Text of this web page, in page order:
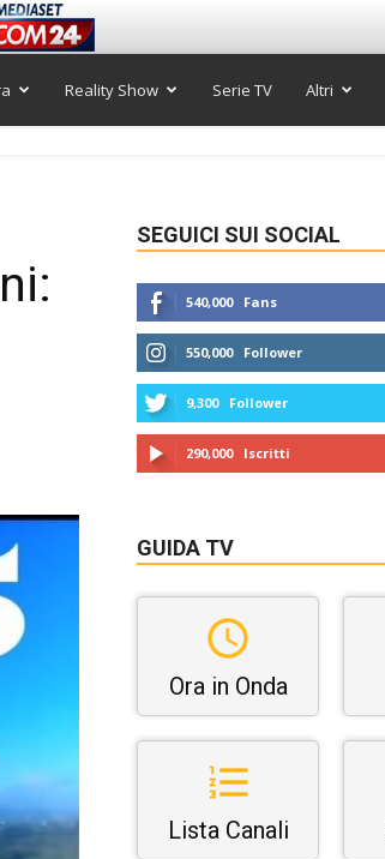
Reality Show Serie TV Altri
SEGUICI SUI SOCIAL
540,000 Fans
550,000 Follower
9,300 Follower
290,000 Iscritti
GUIDA TV
Ora in Onda
Lista Canali